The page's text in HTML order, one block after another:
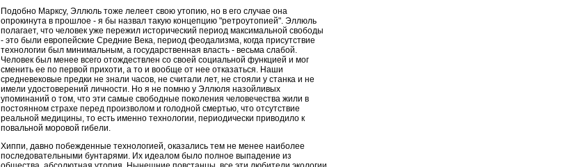
Подобно Марксу, Эллюль тоже лелеет свою утопию, но в его случае она
опрокинута в прошлое - я бы назвал такую концепцию "ретроутопией". Эллюль
полагает, что человек уже пережил исторический период максимальной свободы
- это были европейские Средние Века, период феодализма, когда присутствие
технологии был минимальным, а государственная власть - весьма слабой.
Человек был менее всего отождествлен со своей социальной функцией и мог
сменить ее по первой прихоти, а то и вообще от нее отказаться. Наши
средневековые предки не знали часов, не считали лет, не стояли у станка и не
имели удостоверений личности. Но я не помню у Эллюля назойливых
упоминаний о том, что эти самые свободные поколения человечества жили в
постоянном страхе перед произволом и голодной смертью, что отсутствие
реальной медицины, то есть именно технологии, периодически приводило к
повальной моровой гибели.
Хиппи, давно побежденные технологией, оказались тем не менее наиболее
последовательными бунтарями. Их идеалом было полное выпадение из